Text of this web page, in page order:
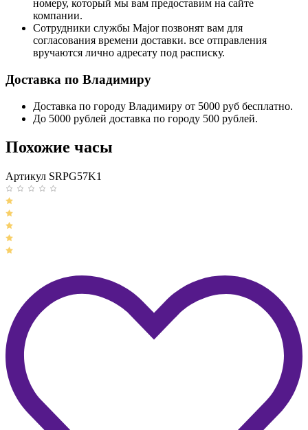
номеру, который мы вам предоставим на сайте
компании.
Сотрудники службы Major позвонят вам для
согласования времени доставки. все отправления
вручаются лично адресату под расписку.
Доставка по Владимиру
Доставка по городу Владимиру от 5000 руб бесплатно.
До 5000 рублей доставка по городу 500 рублей.
Похожие часы
Артикул SRPG57K1